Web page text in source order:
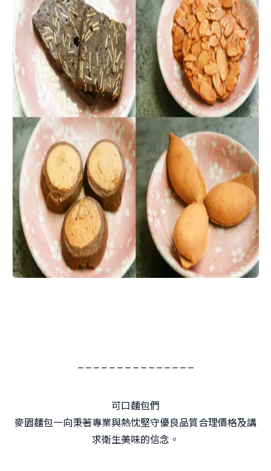
可口麵包們
麥園麵包一向秉著專業與熱忱堅守優良品質合理價格及講
求衛生美味的信念。